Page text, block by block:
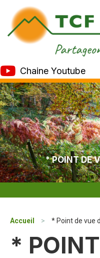
Chaine Youtube
* POINT DE
Accueil > * Point de vue
*